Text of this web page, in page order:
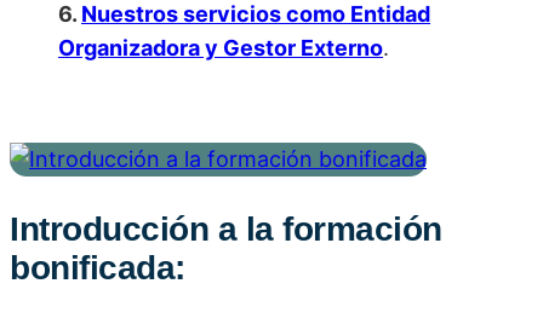
6. Nuestros servicios como Entidad
Organizadora y Gestor Externo.
Introducción a la formación
bonificada: